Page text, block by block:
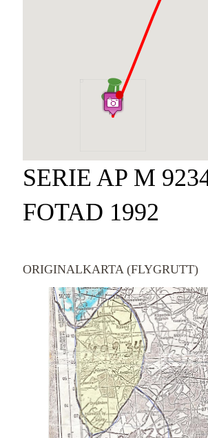
SERIE AP M
FOTAD 1992
ORIGINALKARTA (FLYGRUTT)